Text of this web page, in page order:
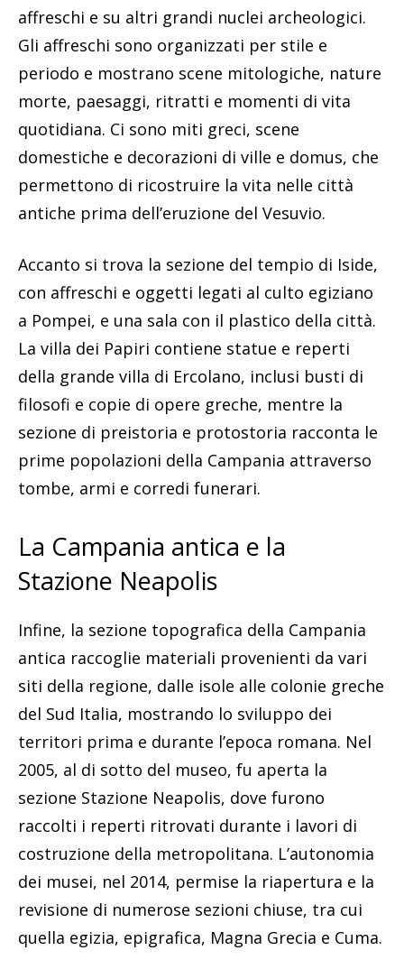
affreschi e su altri grandi nuclei archeologici.
Gli affreschi sono organizzati per stile e
periodo e mostrano scene mitologiche, nature
morte, paesaggi, ritratti e momenti di vita
quotidiana. Ci sono miti greci, scene
domestiche e decorazioni di ville e domus, che
permettono di ricostruire la vita nelle città
antiche prima dell’eruzione del Vesuvio.
Accanto si trova la sezione del tempio di Iside,
con affreschi e oggetti legati al culto egiziano
a Pompei, e una sala con il plastico della città.
La villa dei Papiri contiene statue e reperti
della grande villa di Ercolano, inclusi busti di
filosofi e copie di opere greche, mentre la
sezione di preistoria e protostoria racconta le
prime popolazioni della Campania attraverso
tombe, armi e corredi funerari.
La Campania antica e la
Stazione Neapolis
Infine, la sezione topografica della Campania
antica raccoglie materiali provenienti da vari
siti della regione, dalle isole alle colonie greche
del Sud Italia, mostrando lo sviluppo dei
territori prima e durante l’epoca romana. Nel
2005, al di sotto del museo, fu aperta la
sezione Stazione Neapolis, dove furono
raccolti i reperti ritrovati durante i lavori di
costruzione della metropolitana. L’autonomia
dei musei, nel 2014, permise la riapertura e la
revisione di numerose sezioni chiuse, tra cui
quella egizia, epigrafica, Magna Grecia e Cuma.